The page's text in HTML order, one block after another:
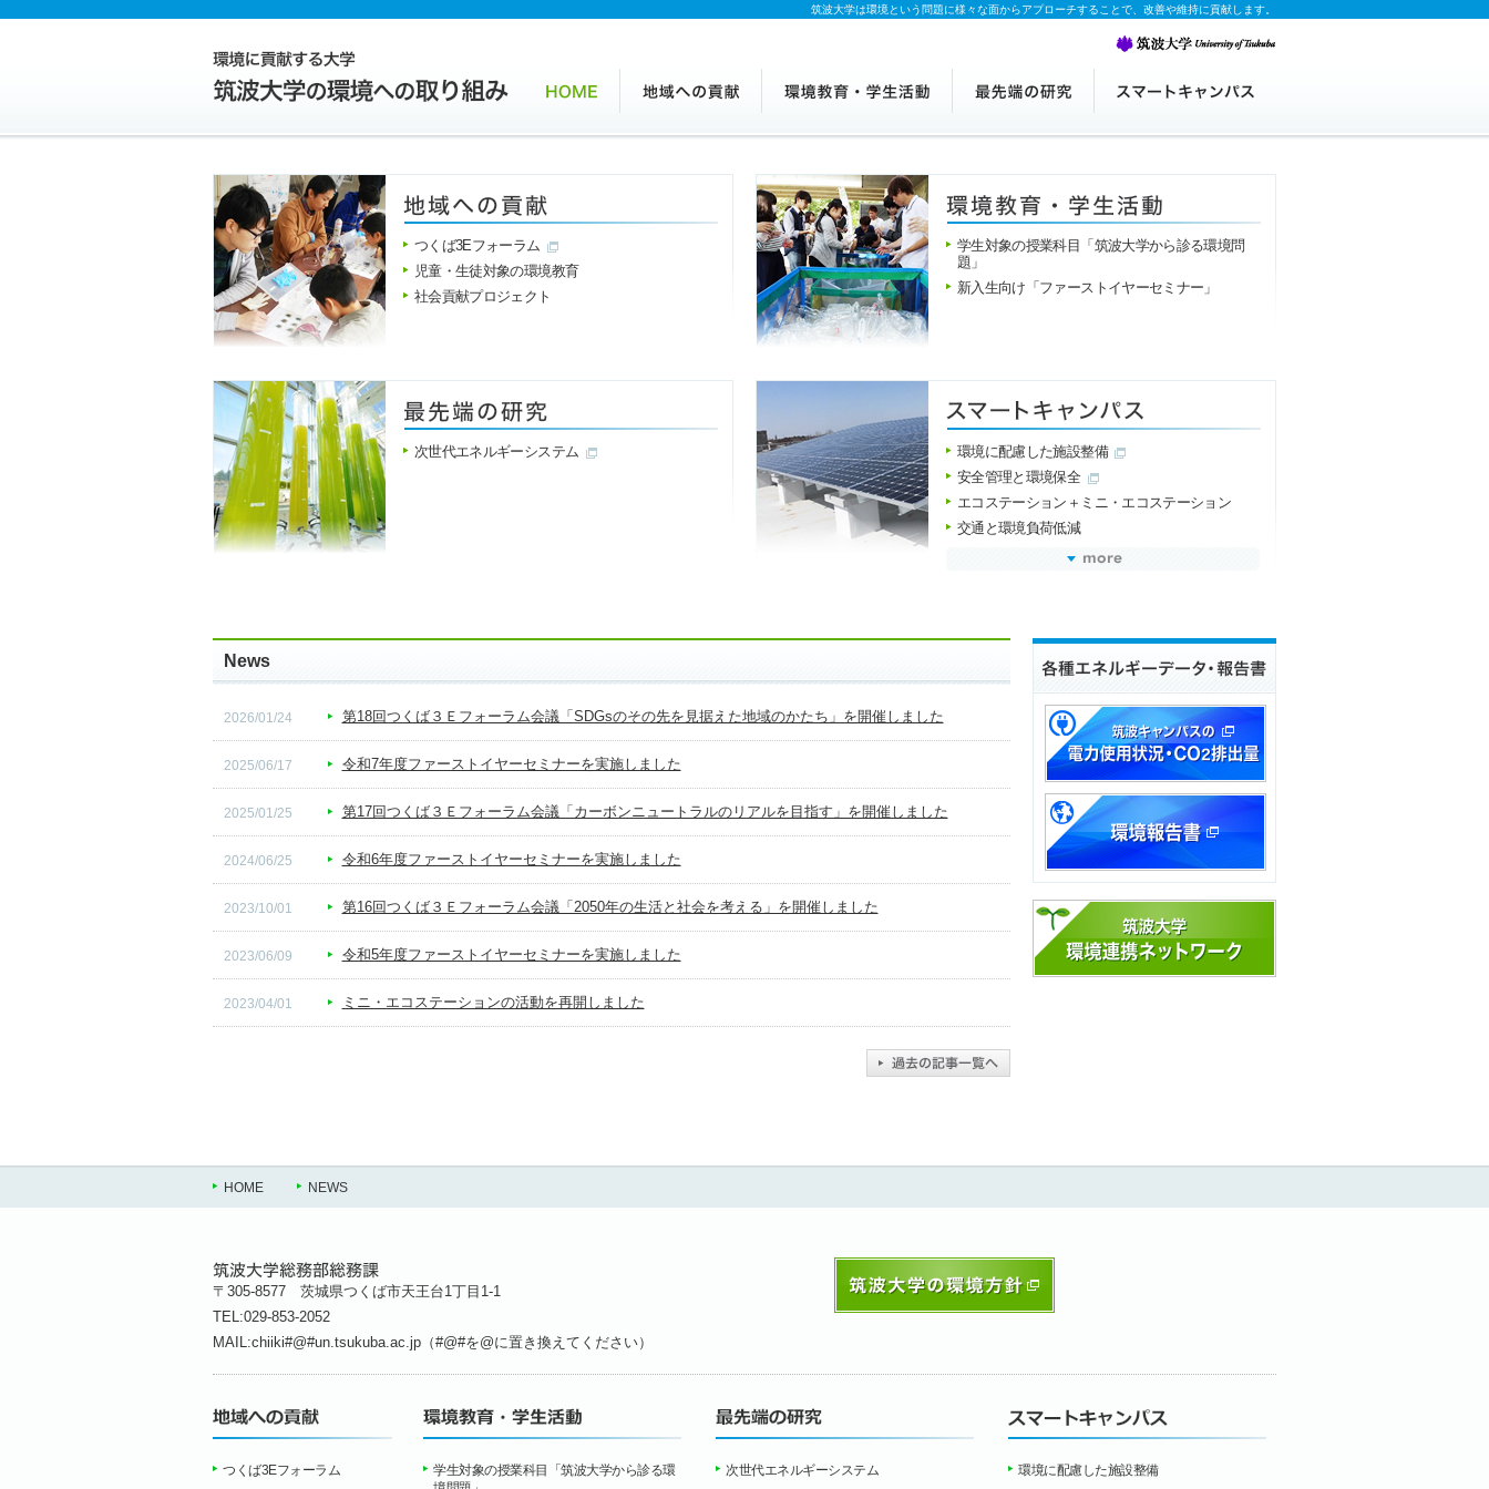
筑波大学は環境という問題に様々な面からアプローチすることで、改善や維持に貢献します。
つくば3Eフォーラム
児童・生徒対象の環境教育
社会貢献プロジェクト
学生対象の授業科目「筑波大学から診る環境問
題」
新入生向け「ファーストイヤーセミナー」
次世代エネルギーシステム
環境に配慮した施設整備
安全管理と環境保全
エコステーション＋ミニ・エコステーション
交通と環境負荷低減
News
2026/01/24 第18回つくば３Ｅフォーラム会議「SDGsのその先を見据えた地域のかたち」を開催しました
2025/06/17 令和7年度ファーストイヤーセミナーを実施しました
2025/01/25 第17回つくば３Ｅフォーラム会議「カーボンニュートラルのリアルを目指す」を開催しました
2024/06/25 令和6年度ファーストイヤーセミナーを実施しました
2023/10/01 第16回つくば３Ｅフォーラム会議「2050年の生活と社会を考える」を開催しました
2023/06/09 令和5年度ファーストイヤーセミナーを実施しました
2023/04/01 ミニ・エコステーションの活動を再開しました
HOME NEWS
〒305-8577 茨城県つくば市天王台1丁目1-1
TEL:029-853-2052
MAIL:chiiki#@#un.tsukuba.ac.jp（#@#を@に置き換えてください）
つくば3Eフォーラム
学生対象の授業科目「筑波大学から診る環
次世代エネルギーシステム 環境に配慮した施設整備